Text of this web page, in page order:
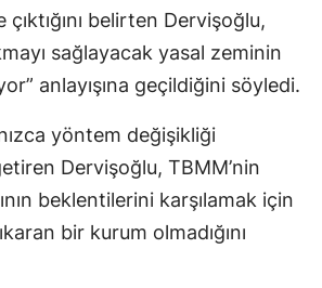
çıktığını belirten Dervişoğlu,
sağlayacak yasal zeminin
anlayışına geçildiğini söyledi.
yöntem değişikliği
Dervişoğlu, TBMM’nin
beklentilerini karşılamak için
bir kurum olmadığını